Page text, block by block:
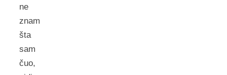
ne
znam
šta
sam
čuo,